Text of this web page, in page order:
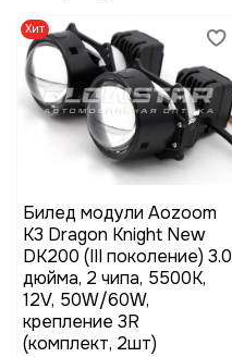
Хит
Билед модули Aozoom
K3 Dragon Knight New
DK200 (III поколение) 3.0
дюйма, 2 чипа, 5500K,
12V, 50W/60W,
крепление 3R
(комплект, 2шт)